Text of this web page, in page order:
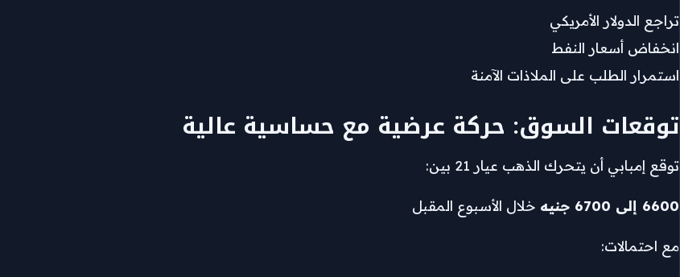
تراجع الدولار الأمريكي
انخفاض أسعار النفط
استمرار الطلب على الملاذات الآمنة
توقعات السوق: حركة عرضية مع حساسية عالية
توقع إمبابي أن يتحرك الذهب عيار 21 بين:
6600 إلى 6700 جنيه خلال الأسبوع المقبل
مع احتمالات: